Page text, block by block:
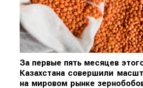
За первые пять месяцев
Казахстана совершили
на мировом рынке